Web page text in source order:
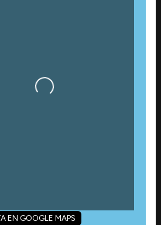
Cargando…
EN GOOGLE MAPS